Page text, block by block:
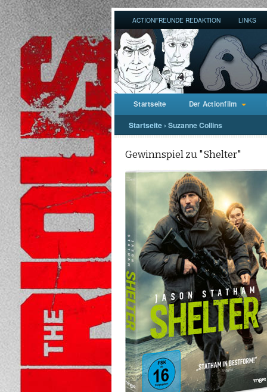
ACTIONFREUNDE REDAKTION LINKS
Startseite Der Actionfilm
Startseite › Suzanne Collins
Gewinnspiel zu "Shelter"